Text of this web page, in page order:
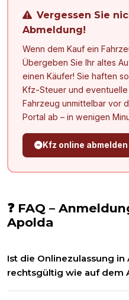
Vergessen Sie
Abmeldung!
Wenn dem Kauf ein
Übergeben Sie Ihr altes
einen Käufer! Sie haften
Kfz-Steuer und
Fahrzeug unmittelbar vor
Portal ab – in wenigen
Kfz online abmelden
❓ FAQ –
Apolda
Ist die Onlinezulassung in
rechtsgültig wie auf dem